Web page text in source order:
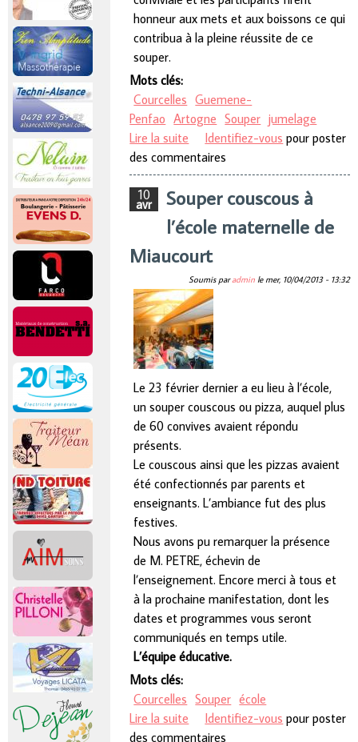
honneur aux mets et aux boissons ce qui
contribua à la pleine réussite de ce
souper.
Mots clés:
Courcelles Guemene-
Penfao Artogne Souper jumelage
Lire la suite de Souper du jumelage
Identifiez-vous pour poster
des commentaires
10
avr
Souper couscous à
l’école maternelle de
Miaucourt
Soumis paradmin le mer, 10/04/2013 - 13:32
Le 23 février dernier a eu lieu à l’école,
un souper couscous ou pizza, auquel plus
de 60 convives avaient répondu
présents.
Le couscous ainsi que les pizzas avaient
été confectionnés par parents et
enseignants. L’ambiance fut des plus
festives.
Nous avons pu remarquer la présence
de M. PETRE, échevin de
l’enseignement. Encore merci à tous et
à la prochaine manifestation, dont les
dates et programmes vous seront
communiqués en temps utile.
L’équipe éducative.
Mots clés:
Courcelles Souper école
Lire la suite de Souper couscous à l’école
maternelle de Miaucourt
Identifiez-vous pour poster
des commentaires